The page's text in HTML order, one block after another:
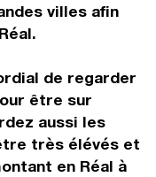
villes afin
de regarder
être sur
aussi les
très élévés et
en Réal à